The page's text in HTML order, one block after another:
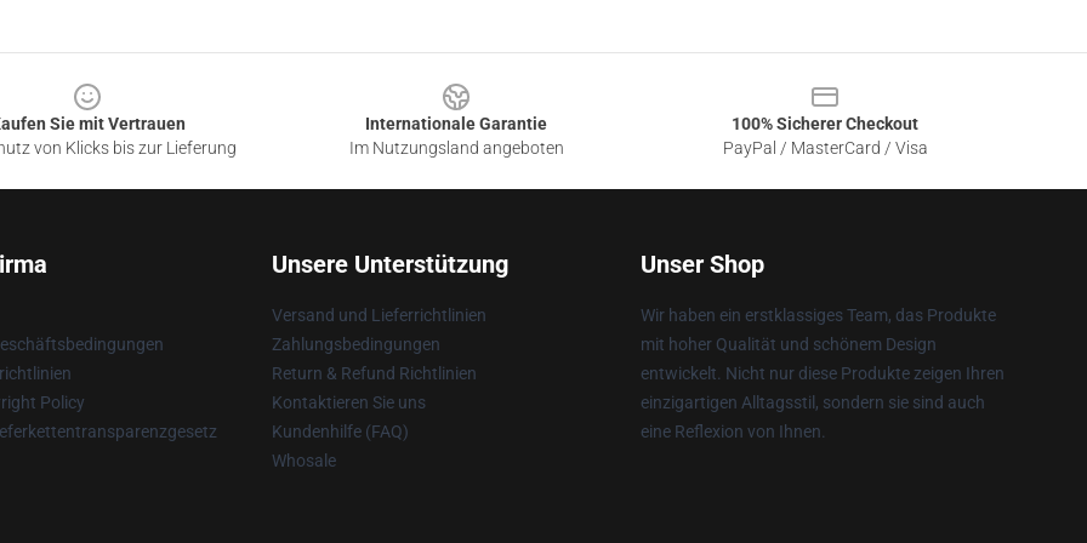
Sie mit Vertrauen
von Klicks bis zur Lieferung
Internationale Garantie
Im Nutzungsland angeboten
100% Sicherer Checkout
PayPal / MasterCard / Visa
Policy
Unsere Unterstützung
Versand und Lieferrichtlinien
Zahlungsbedingungen
Return & Refund Richtlinien
Kontaktieren Sie uns
Kundenhilfe (FAQ)
Whosale
Unser Shop
Wir haben ein erstklassiges Team, das Produkte
mit hoher Qualität und schönem Design
entwickelt. Nicht nur diese Produkte zeigen Ihren
einzigartigen Alltagsstil, sondern sie sind auch
eine Reflexion von Ihnen.